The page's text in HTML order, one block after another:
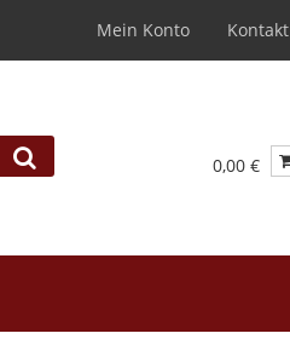
Mein Konto Kontakt
0,00 €